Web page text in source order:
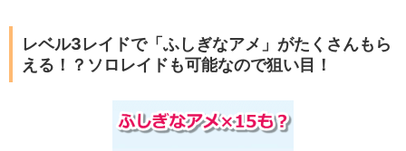
レベル3レイドで「ふしぎなアメ」がたくさんもら
える！？ソロレイドも可能なので狙い目！